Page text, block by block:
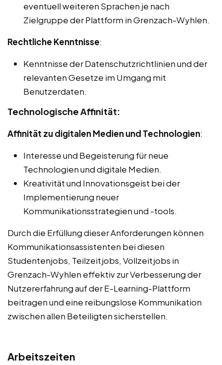
eventuell weiteren Sprachen je nach
Zielgruppe der Plattform in Grenzach-Wyhlen.
Rechtliche Kenntnisse:
Kenntnisse der Datenschutzrichtlinien und der
relevanten Gesetze im Umgang mit
Benutzerdaten.
Technologische Affinität:
Affinität zu digitalen Medien und Technologien:
Interesse und Begeisterung für neue
Technologien und digitale Medien.
Kreativität und Innovationsgeist bei der
Implementierung neuer
Kommunikationsstrategien und -tools.
Durch die Erfüllung dieser Anforderungen können
Kommunikationsassistenten bei diesen
Studentenjobs, Teilzeitjobs, Vollzeitjobs in
Grenzach-Wyhlen effektiv zur Verbesserung der
Nutzererfahrung auf der E-Learning-Plattform
beitragen und eine reibungslose Kommunikation
zwischen allen Beteiligten sicherstellen.
Arbeitszeiten